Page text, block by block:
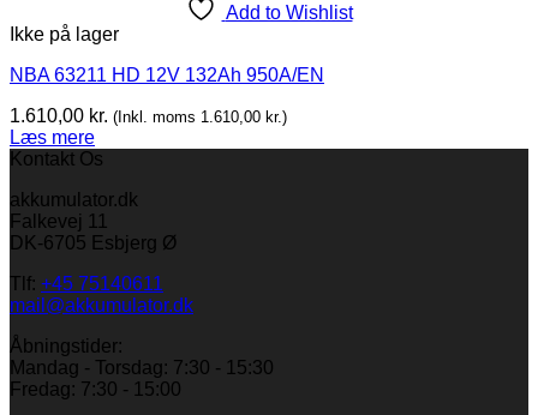
Add to Wishlist
Ikke på lager
NBA 63211 HD 12V 132Ah 950A/EN
1.610,00 kr. (Inkl. moms 1.610,00 kr.)
Læs mere
Kontakt Os
akkumulator.dk
Falkevej 11
DK-6705 Esbjerg Ø
Tlf: +45 75140611
mail@akkumulator.dk
Åbningstider:
Mandag - Torsdag: 7:30 - 15:30
Fredag: 7:30 - 15:00